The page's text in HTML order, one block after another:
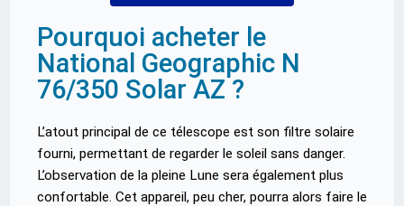
Pourquoi acheter le
National Geographic N
76/350 Solar AZ ?
L’atout principal de ce télescope est son filtre solaire
fourni, permettant de regarder le soleil sans danger.
L’observation de la pleine Lune sera également plus
confortable. Cet appareil, peu cher, pourra alors faire le